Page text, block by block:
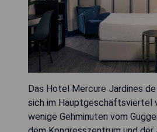
Das Hotel Mercure Jardines
sich im Hauptgeschäftsviertel
wenige Gehminuten vom